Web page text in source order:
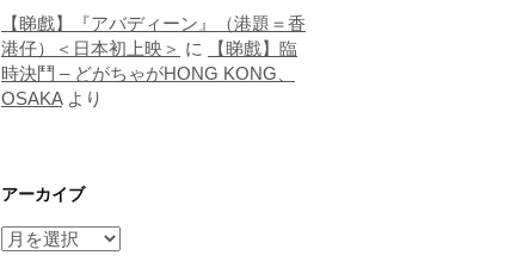
【睇戲】『アバディーン』（港題＝香
港仔）＜日本初上映＞ に
【睇戲】臨
時決鬥 – どがちゃがHONG KONG、
OSAKAより
アーカイブ
ア